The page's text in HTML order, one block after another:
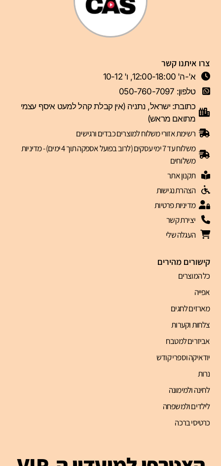
קישורים מהירים
כל המוצרים
אפייה
מארזים לחגים
צלחות וקערות
אביזרים למטבח
יודאיקה וספרי קודש
נרות
לחינה ולמימונה
לילדים ולמשפחה
כרטיסי ברכה
צרו איתנו קשר
א'-ה' 12:00-18:00, ו' 10-12
טלפון: 050-760-7097
כתובת: ישראל, נתניה (אין קבלת קהל למעט איסף עצמי
מתואם מראש)
רשימת אזורי משלוח למוצרים כבדים ורגישים
משלוח עד 7 ימי עסקים (לרוב בפועל אספקה תוך 4 ימים) - מדיניות
משלוחים
תקנון אתר
הצהרת נגישות
מדיניות פרטיות
יצירת קשר
העגלה שלי